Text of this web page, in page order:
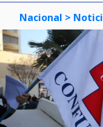
Nacional >